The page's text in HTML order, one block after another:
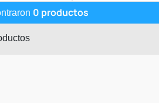
0 productos